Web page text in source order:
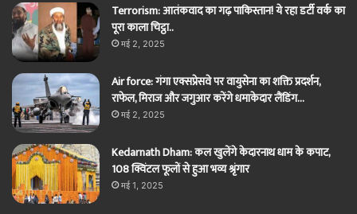
Terrorism: आतंकवाद का गढ़ पाकिस्तान! ये रहा डर्टी वर्क का
पूरा काला चिट्ठा..
मई 2, 2025
Air force: गंगा एक्सप्रेसवे पर वायुसेना का शक्ति प्रदर्शन,
राफेल, मिराज और जगुआर करेंगे धमाकेदार लैंडिंग…
मई 2, 2025
Kedarnath Dham: कल खुलेंगे केदारनाथ धाम के कपाट,
108 क्विंटल फूलों से हुआ भव्य श्रृंगार
मई 1, 2025